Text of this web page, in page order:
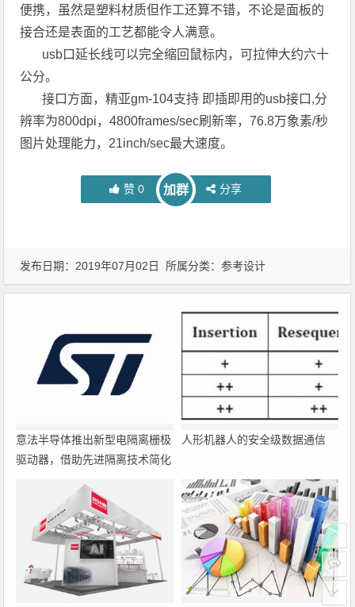
便携，虽然是塑料材质但作工还算不错，不论是面板的
接合还是表面的工艺都能令人满意。
usb口延长线可以完全缩回鼠标内，可拉伸大约六十
公分。
接口方面，精亚gm-104支持 即插即用的usb接口,分
辨率为800dpi，4800frames/sec刷新率，76.8万象素/秒
图片处理能力，21inch/sec最大速度。
赞 0 加群 分享
发布日期：2019年07月02日 所属分类：参考设计
意法半导体推出新型电隔离栅极
驱动器，借助先进隔离技术简化
人形机器人的安全级数据通信